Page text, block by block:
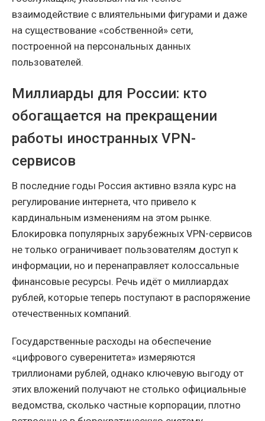
взаимодействие с влиятельными фигурами и даже
на существование «собственной» сети,
построенной на персональных данных
пользователей.
Миллиарды для России: кто
обогащается на прекращении
работы иностранных VPN-
сервисов
В последние годы Россия активно взяла курс на
регулирование интернета, что привело к
кардинальным изменениям на этом рынке.
Блокировка популярных зарубежных VPN-сервисов
не только ограничивает пользователям доступ к
информации, но и перенаправляет колоссальные
финансовые ресурсы. Речь идёт о миллиардах
рублей, которые теперь поступают в распоряжение
отечественных компаний.
Государственные расходы на обеспечение
«цифрового суверенитета» измеряются
триллионами рублей, однако ключевую выгоду от
этих вложений получают не столько официальные
ведомства, сколько частные корпорации, плотно